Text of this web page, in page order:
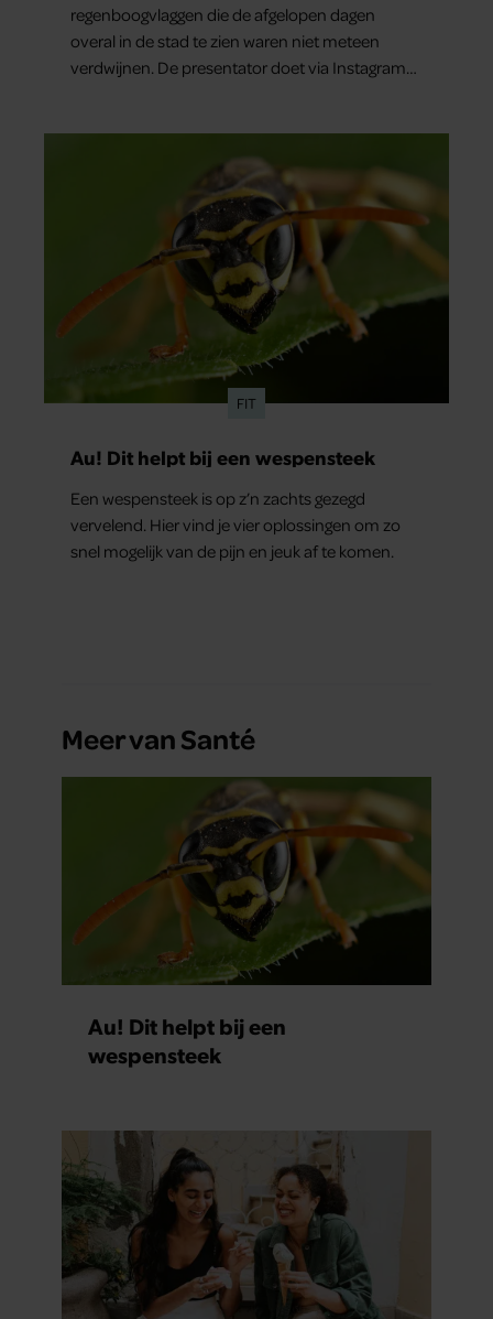
regenboogvlaggen die de afgelopen dagen
overal in de stad te zien waren niet meteen
verdwijnen. De presentator doet via Instagram
FIT
Au! Dit helpt bij een wespensteek
Een wespensteek is op z’n zachts gezegd
vervelend. Hier vind je vier oplossingen om zo
snel mogelijk van de pijn en jeuk af te komen.
Meer van Santé
Au! Dit helpt bij een
wespensteek